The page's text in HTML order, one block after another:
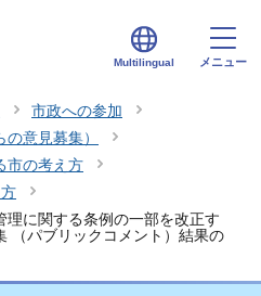
Multilingual メニュー
市政への参加
意見募集）
市の考え方
に関する条例の一部を改正す
（パブリックコメント）結果の